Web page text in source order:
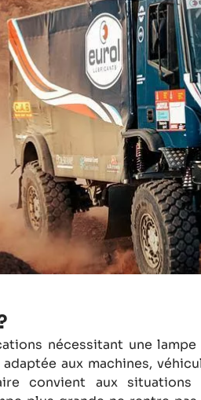
nécessitant une lampe
aux machines,
convient aux situations